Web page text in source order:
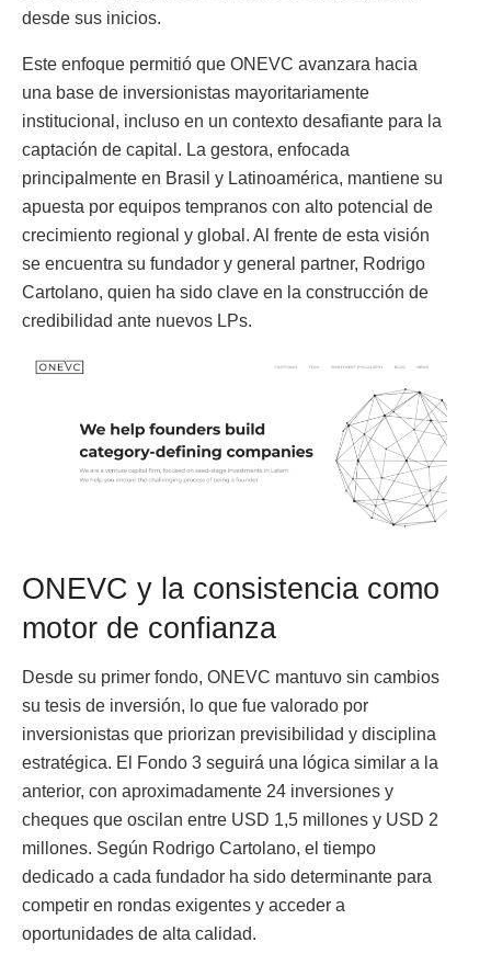
desde sus inicios.
Este enfoque permitió que ONEVC avanzara hacia
una base de inversionistas mayoritariamente
institucional, incluso en un contexto desafiante para la
captación de capital. La gestora, enfocada
principalmente en Brasil y Latinoamérica, mantiene su
apuesta por equipos tempranos con alto potencial de
crecimiento regional y global. Al frente de esta visión
se encuentra su fundador y general partner, Rodrigo
Cartolano, quien ha sido clave en la construcción de
credibilidad ante nuevos LPs.
ONEVC y la consistencia como
motor de confianza
Desde su primer fondo, ONEVC mantuvo sin cambios
su tesis de inversión, lo que fue valorado por
inversionistas que priorizan previsibilidad y disciplina
estratégica. El Fondo 3 seguirá una lógica similar a la
anterior, con aproximadamente 24 inversiones y
cheques que oscilan entre USD 1,5 millones y USD 2
millones. Según Rodrigo Cartolano, el tiempo
dedicado a cada fundador ha sido determinante para
competir en rondas exigentes y acceder a
oportunidades de alta calidad.